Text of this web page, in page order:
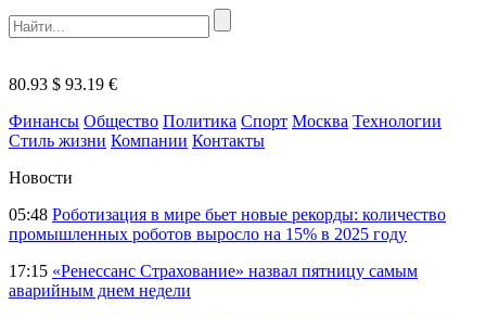
80.93 $ 93.19 €
Финансы Общество Политика Спорт Москва Технологии
Стиль жизни Компании Контакты
Новости
05:48 Роботизация в мире бьет новые рекорды: количество
промышленных роботов выросло на 15% в 2025 году
17:15 «Ренессанс Страхование» назвал пятницу самым
аварийным днем недели